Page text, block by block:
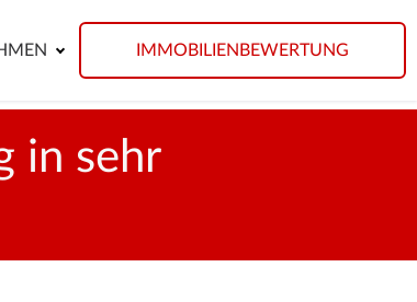
IMMOBILIENBEWERTUNG
in sehr